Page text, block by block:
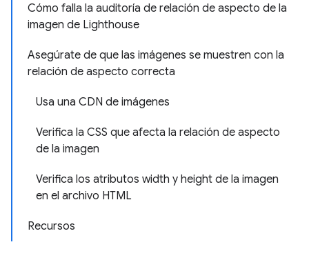
Cómo falla la auditoría de relación de aspecto de la
imagen de Lighthouse
Asegúrate de que las imágenes se muestren con la
relación de aspecto correcta
Usa una CDN de imágenes
Verifica la CSS que afecta la relación de aspecto
de la imagen
Verifica los atributos width y height de la imagen
en el archivo HTML
Recursos